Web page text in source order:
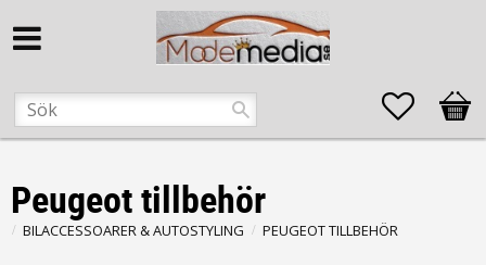
Favoriter
Peugeot tillbehör
BILACCESSOARER & AUTOSTYLING PEUGEOT TILLBEHÖR